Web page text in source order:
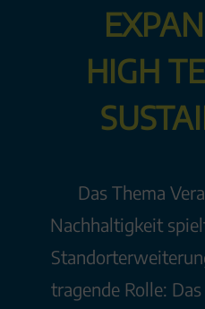
HIGH
Das Thema
Nachhaltigkeit
tragende Rolle: